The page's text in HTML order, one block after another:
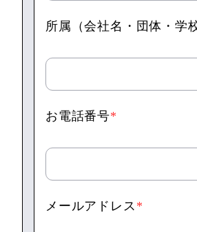
所属（会社名・団体・学
お電話番号*
メールアドレス *